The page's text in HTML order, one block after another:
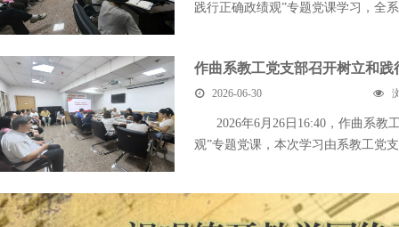
践行正确政绩观”专题党课学习，全
作曲系教工党支部召开树立和
2026-06-30
2026年6月26日16:40，作曲系教
观”专题党课，本次学习由系教工党